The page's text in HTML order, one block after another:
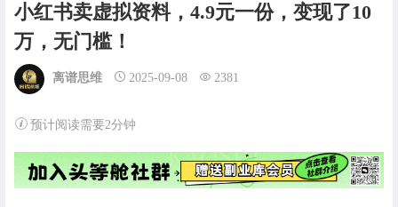
小红书卖虚拟资料，4.9元一份，变现了10
万，无门槛！
离谱思维 2025-09-08 2381
预计阅读需要2分钟